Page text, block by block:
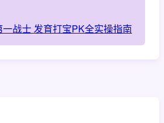
战士 发育打宝PK全实操指南